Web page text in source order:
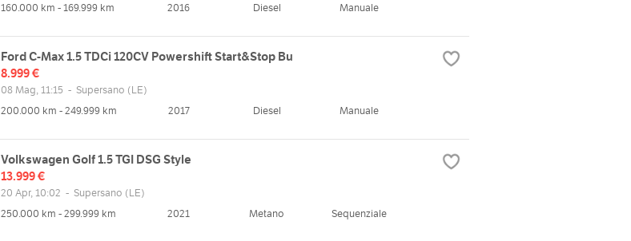
160.000 km - 169.999 km
2016 Diesel Manuale
Ford C-Max 1.5 TDCi 120CV Powershift Start&Stop Bu
8.999 €
08 Mag, 11:15 - Supersano (LE)
200.000 km - 249.999 km
2017 Diesel Manuale
Volkswagen Golf 1.5 TGI DSG Style
13.999 €
20 Apr, 10:02 - Supersano (LE)
250.000 km - 299.999 km
2021 Metano Sequenziale